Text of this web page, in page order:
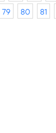
79 80 81